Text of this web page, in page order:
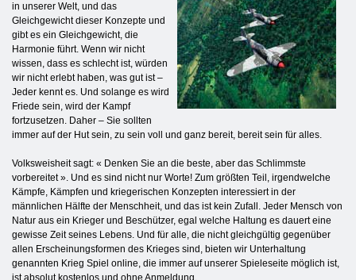
in unserer Welt, und das
Gleichgewicht dieser Konzepte und
gibt es ein Gleichgewicht, die
Harmonie führt. Wenn wir nicht
wissen, dass es schlecht ist, würden
wir nicht erlebt haben, was gut ist –
Jeder kennt es. Und solange es wird
Friede sein, wird der Kampf
fortzusetzen. Daher – Sie sollten
immer auf der Hut sein, zu sein voll und ganz bereit, bereit sein für alles.
Volksweisheit sagt: « Denken Sie an die beste, aber das Schlimmste
vorbereitet ». Und es sind nicht nur Worte! Zum größten Teil, irgendwelche
Kämpfe, Kämpfen und kriegerischen Konzepten interessiert in der
männlichen Hälfte der Menschheit, und das ist kein Zufall. Jeder Mensch von
Natur aus ein Krieger und Beschützer, egal welche Haltung es dauert eine
gewisse Zeit seines Lebens. Und für alle, die nicht gleichgültig gegenüber
allen Erscheinungsformen des Krieges sind, bieten wir Unterhaltung
genannten Krieg Spiel online, die immer auf unserer Spieleseite möglich ist,